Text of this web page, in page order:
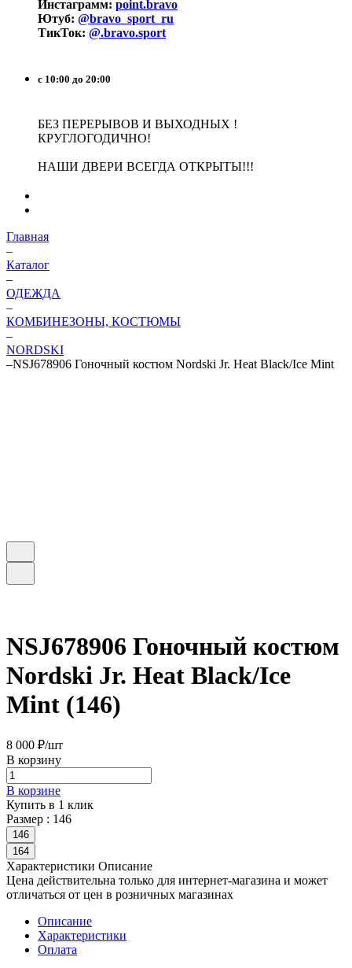
Инстаграмм: point.bravo
Ютуб: @bravo_sport_ru
ТикТок: @.bravo.sport
с 10:00 до 20:00
БЕЗ ПЕРЕРЫВОВ И ВЫХОДНЫХ !
КРУГЛОГОДИЧНО!
НАШИ ДВЕРИ ВСЕГДА ОТКРЫТЫ!!!
Главная
–
Каталог
–
ОДЕЖДА
–
КОМБИНЕЗОНЫ, КОСТЮМЫ
–
NORDSKI
–NSJ678906 Гоночный костюм Nordski Jr. Heat Black/Ice Mint
NSJ678906 Гоночный костюм
Nordski Jr. Heat Black/Ice
Mint (146)
8 000 ₽/шт
В корзину
В корзине
Купить в 1 клик
Размер : 146
146
164
Характеристики Описание
Цена действительна только для интернет-магазина и может
отличаться от цен в розничных магазинах
Описание
Характеристики
Оплата